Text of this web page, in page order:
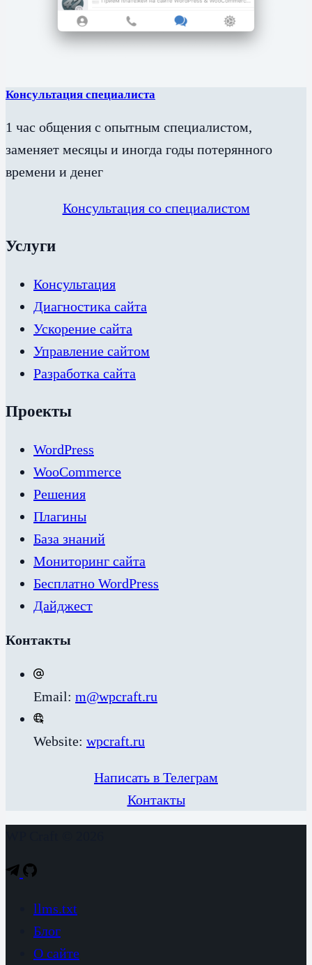
Консультация специалиста
1 час общения с опытным специалистом,
заменяет месяцы и иногда годы потерянного
времени и денег
Консультация со специалистом
Услуги
Консультация
Диагностика сайта
Ускорение сайта
Управление сайтом
Разработка сайта
Проекты
WordPress
WooCommerce
Решения
Плагины
База знаний
Мониторинг сайта
Бесплатно WordPress
Дайджест
Контакты
Email: m@wpcraft.ru
Website: wpcraft.ru
Написать в Телеграм
Контакты
llms.txt
Блог
О сайте